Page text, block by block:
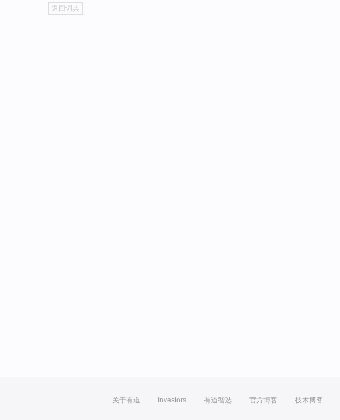
top
返回词典
关于有道 Investors 有道智选 官方博客 技术博客